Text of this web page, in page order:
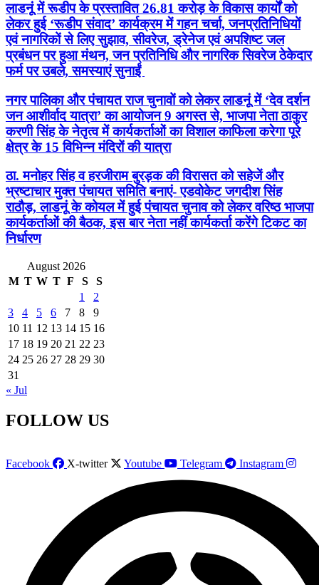
लाडनूं में रूडीप के प्रस्तावित 26.81 करोड़ के विकास कार्यों को
लेकर हुई ‘रूडीप संवाद’ कार्यक्रम में गहन चर्चा, जनप्रतिनिधियों
एवं नागरिकों से लिए सुझाव, सीवरेज, ड्रेनेज एवं अपशिष्ट जल
प्रबंधन पर हुआ मंथन, जन प्रतिनिधि और नागरिक सिवरेज ठेकेदार
फर्म पर उबले, समस्याएं सुनाईं
नगर पालिका और पंचायत राज चुनावों को लेकर लाडनूं में ‘देव दर्शन
जन आशीर्वाद यात्रा’ का आयोजन 9 अगस्त से, भाजपा नेता ठाकुर
करणी सिंह के नेतृत्व में कार्यकर्ताओं का विशाल काफिला करेगा पूरे
क्षेत्र के 15 विभिन्न मंदिरों की यात्रा
ठा. मनोहर सिंह व हरजीराम बुरड़क की विरासत को सहेजें और
भ्रष्टाचार मुक्त पंचायत समिति बनाएं- एडवोकेट जगदीश सिंह
राठौड़, लाडनूं के कोयल में हुई पंचायत चुनाव को लेकर वरिष्ठ भाजपा
कार्यकर्ताओं की बैठक, इस बार नेता नहीं कार्यकर्ता करेंगे टिकट का
निर्धारण
August 2026
M T W T F S
S
1
2
3
4 5 6 7 8
9
10 11 12 13 14 15 16
17 18 19 20 21 22 23
24 25 26 27 28 29 30
31
« Jul
FOLLOW US
Facebook X-twitter Youtube Telegram Instagram